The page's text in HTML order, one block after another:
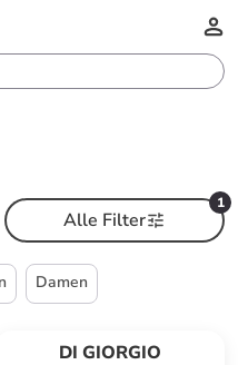
1
Alle Filter
Damen
DI GIORGIO